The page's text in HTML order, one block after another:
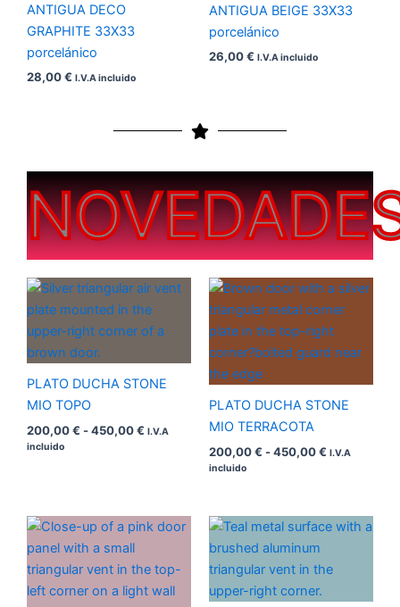
ANTIGUA DECO
GRAPHITE 33X33
porcelánico
28,00€ I.V.A incluido
ANTIGUA BEIGE 33X33
porcelánico
26,00€ I.V.A incluido
PLATO DUCHA STONE
MIO TOPO
200,00€ -450,00€
Rango
precios:
desde
I.V.A
incluido
PLATO DUCHA STONE
MIO TERRACOTA
200,00€ -450,00€
Rango
precios:
desde
200,00 €
hasta
I.V.A
incluido
Rango
desde
200,00 €
hasta
Rango
desde
hasta